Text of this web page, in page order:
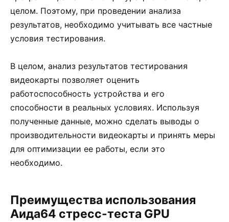
целом. Поэтому, при проведении анализа
результатов, необходимо учитывать все частные
условия тестирования.
В целом, анализ результатов тестирования
видеокарты позволяет оценить
работоспособность устройства и его
способности в реальных условиях. Используя
полученные данные, можно сделать выводы о
производительности видеокарты и принять меры
для оптимизации ее работы, если это
необходимо.
Преимущества использования
Аида64 стресс-теста GPU